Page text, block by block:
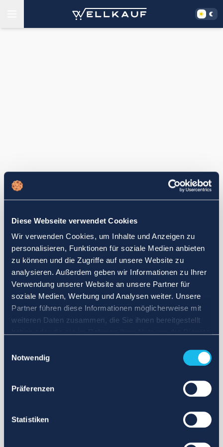
Diese Webseite verwendet Cookies
Wir verwenden Cookies, um Inhalte und Anzeigen zu
personalisieren, Funktionen für soziale Medien anbieten
zu können und die Zugriffe auf unsere Website zu
analysieren. Außerdem geben wir Informationen zu Ihrer
Verwendung unserer Website an unsere Partner für
soziale Medien, Werbung und Analysen weiter. Unsere
Partner führen diese Informationen möglicherweise mit
weiteren Daten zusammen, die Sie ihnen bereitgestellt
Notwendig
Präferenzen
Statistiken